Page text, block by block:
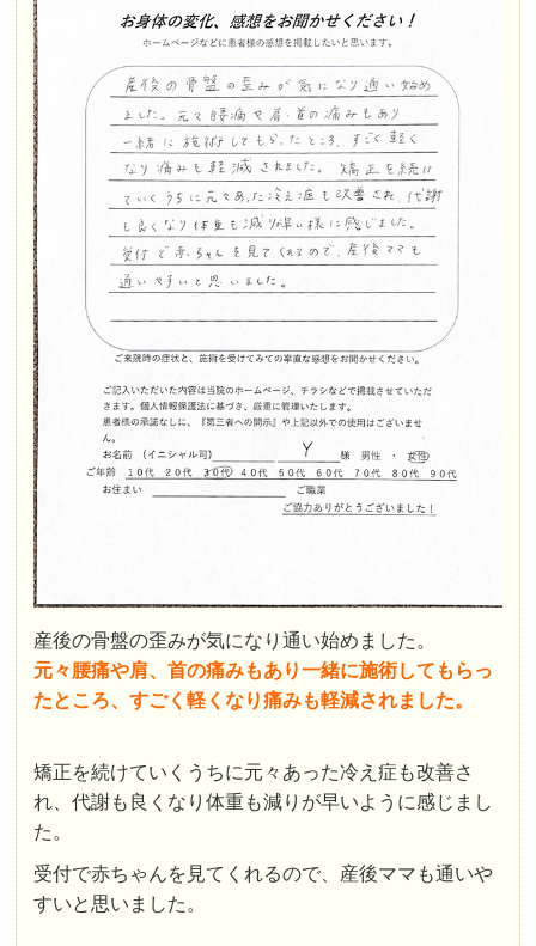
産後の骨盤の歪みが気になり通い始めました。
元々腰痛や肩、首の痛みもあり一緒に施術してもらっ
たところ、すごく軽くなり痛みも軽減されました。
矯正を続けていくうちに元々あった冷え症も改善さ
れ、代謝も良くなり体重も減りが早いように感じまし
た。
受付で赤ちゃんを見てくれるので、産後ママも通いや
すいと思いました。